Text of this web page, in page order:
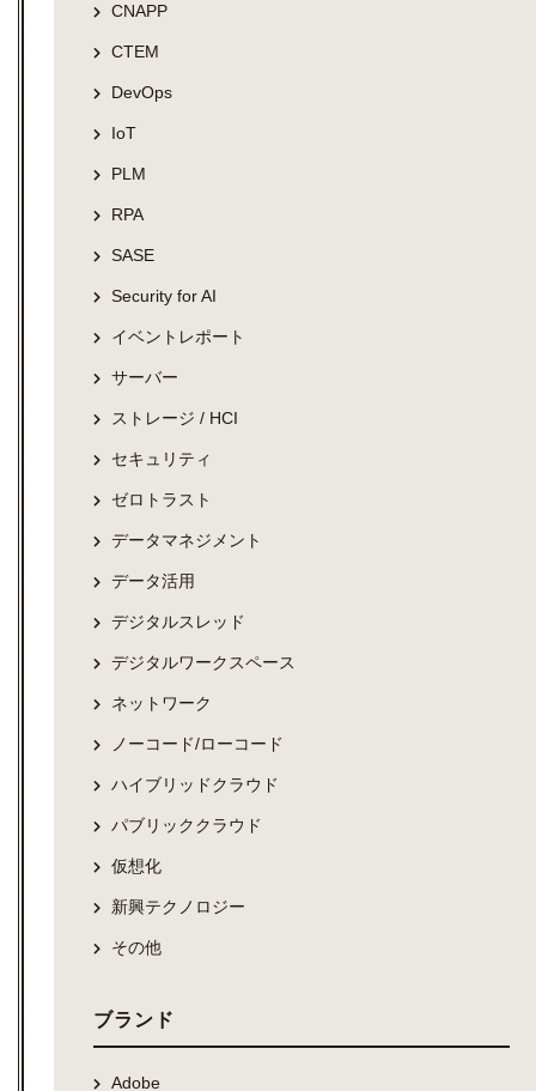
CNAPP
CTEM
DevOps
IoT
PLM
RPA
SASE
Security for AI
イベントレポート
サーバー
ストレージ / HCI
セキュリティ
ゼロトラスト
データマネジメント
データ活用
デジタルスレッド
デジタルワークスペース
ネットワーク
ノーコード/ローコード
ハイブリッドクラウド
パブリッククラウド
仮想化
新興テクノロジー
その他
ブランド
Adobe